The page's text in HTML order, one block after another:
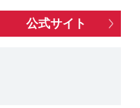
公式サイト